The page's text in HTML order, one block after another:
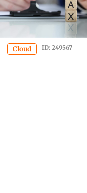
Cloud ID: 249567